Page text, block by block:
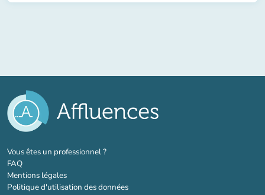
Vous êtes un professionnel ?(nouvel onglet)
FAQ
Mentions légales
Politique d'utilisation des données